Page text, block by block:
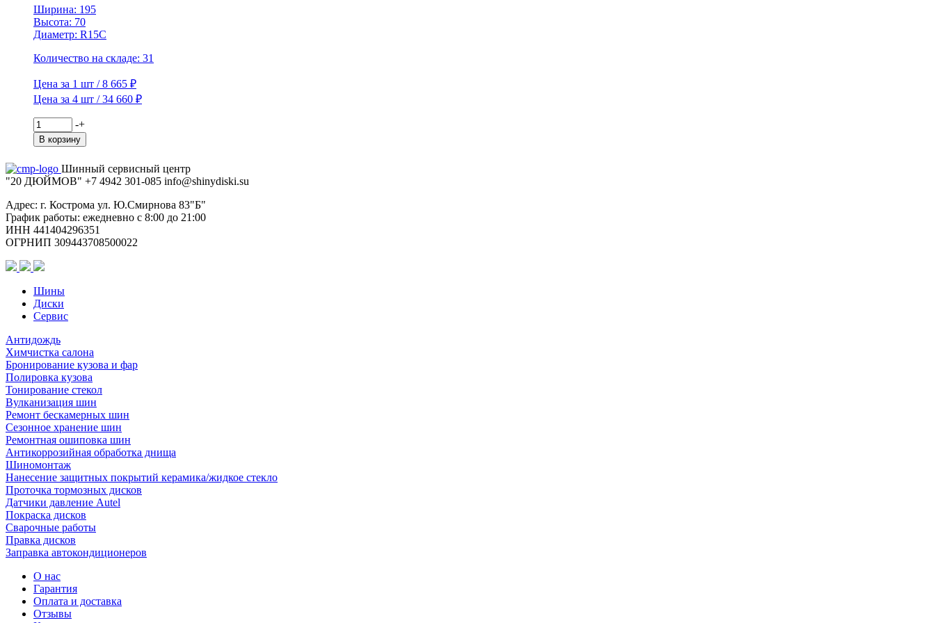
Ширина: 195
Высота: 70
Диаметр: R15C
Количество на складе: 31
Цена за 1 шт / 8 665 ₽
Цена за 4 шт / 34 660 ₽
Количество
товара
Viatti
104/102R
Vettore
V-
524
TL
(шип.)
-+
В корзину
Шинный сервисный центр
"20 ДЮЙМОВ" +7 4942 301-085 info@shinydiski.su
Адрес: г. Кострома ул. Ю.Смирнова 83"Б"
График работы: ежедневно с 8:00 до 21:00
ИНН 441404296351
ОГРНИП 309443708500022
Шины
Диски
Сервис
Антидождь
Химчистка салона
Бронирование кузова и фар
Полировка кузова
Тонирование стекол
Вулканизация шин
Ремонт бескамерных шин
Сезонное хранение шин
Ремонтная ошиповка шин
Антикоррозийная обработка днища
Шиномонтаж
Нанесение защитных покрытий керамика/жидкое стекло
Проточка тормозных дисков
Датчики давление Autel
Покраска дисков
Сварочные работы
Правка дисков
Заправка автокондиционеров
О нас
Гарантия
Оплата и доставка
Отзывы